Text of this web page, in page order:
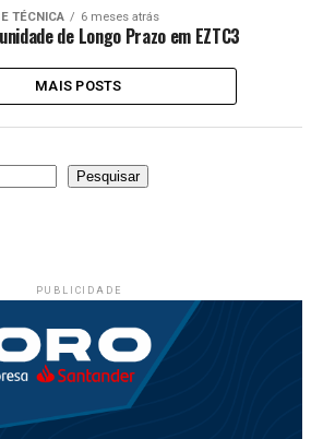
TÉCNICA 6 meses atrás
de Longo Prazo em EZTC3
MAIS POSTS
Pesquisar
PUBLICIDADE